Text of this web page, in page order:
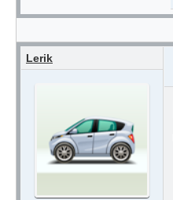
Lerik